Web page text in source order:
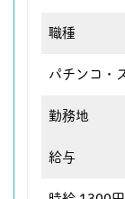
職種
パチンコ・
勤務地
給与